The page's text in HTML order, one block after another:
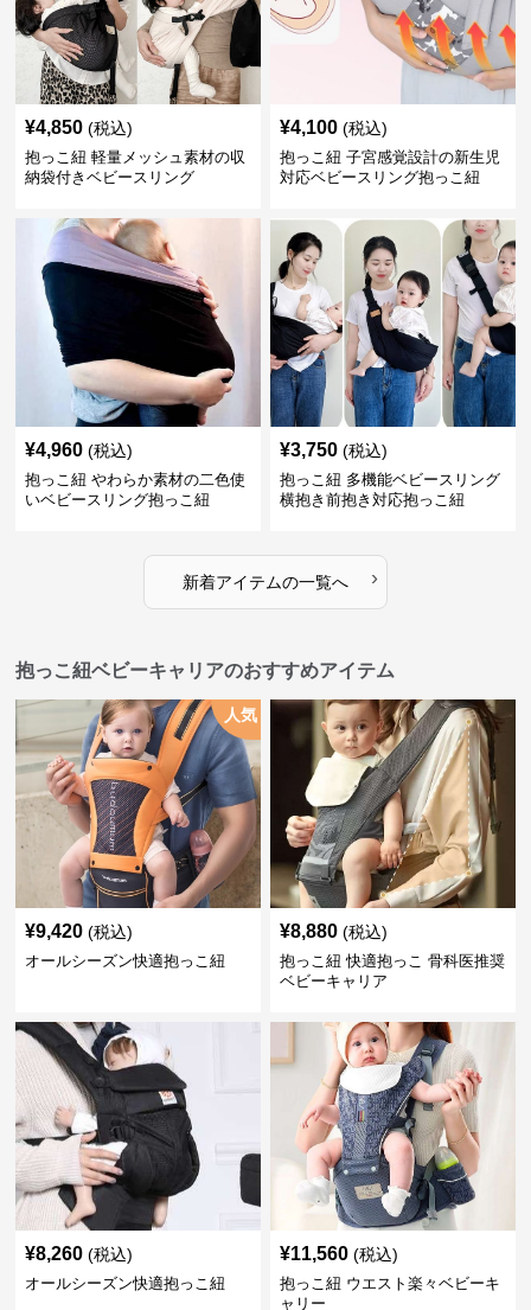
¥4,850 (税込)
抱っこ紐 軽量メッシュ素材の収
納袋付きベビースリング
¥4,100 (税込)
抱っこ紐 子宮感覚設計の新生児
対応ベビースリング抱っこ紐
¥4,960 (税込)
抱っこ紐 やわらか素材の二色使
いベビースリング抱っこ紐
¥3,750 (税込)
抱っこ紐 多機能ベビースリング
横抱き前抱き対応抱っこ紐
新着アイテムの一覧へ ›
抱っこ紐ベビーキャリアのおすすめアイテム
人気
¥9,420 (税込)
オールシーズン快適抱っこ紐
¥8,880 (税込)
抱っこ紐 快適抱っこ 骨科医推奨
ベビーキャリア
¥8,260 (税込)
オールシーズン快適抱っこ紐
¥11,560 (税込)
抱っこ紐 ウエスト楽々ベビーキ
ャリー